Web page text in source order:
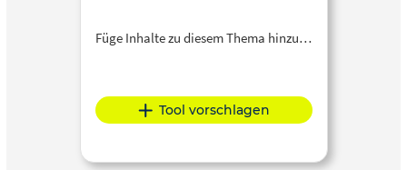
Füge Inhalte zu diesem Thema hinzu…
Tool vorschlagen